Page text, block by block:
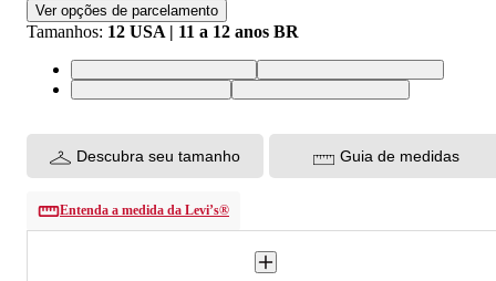
Ver opções de parcelamento
Tamanhos: 12 USA | 11 a 12 anos BR
12 USA | 11 a 12 anos BR14 USA | 13 a 14 anos BR
8 USA | 7 a 8 anos BR10 USA | 9 a 10 anos BR
Descubra seu tamanho Guia de medidas
Entenda a medida da Levi’s®